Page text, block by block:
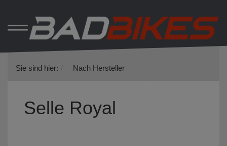
Sie sind hier: Nach Hersteller
Selle Royal